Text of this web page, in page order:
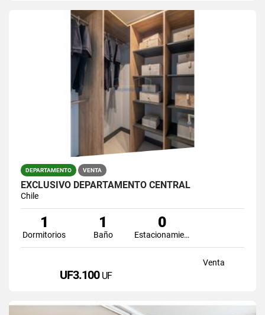
DEPARTAMENTO VENTA
EXCLUSIVO DEPARTAMENTO CENTRAL
Chile
1
Dormitorios
1
Baño
0
Estacionamiento
Venta
UF3.100 UF